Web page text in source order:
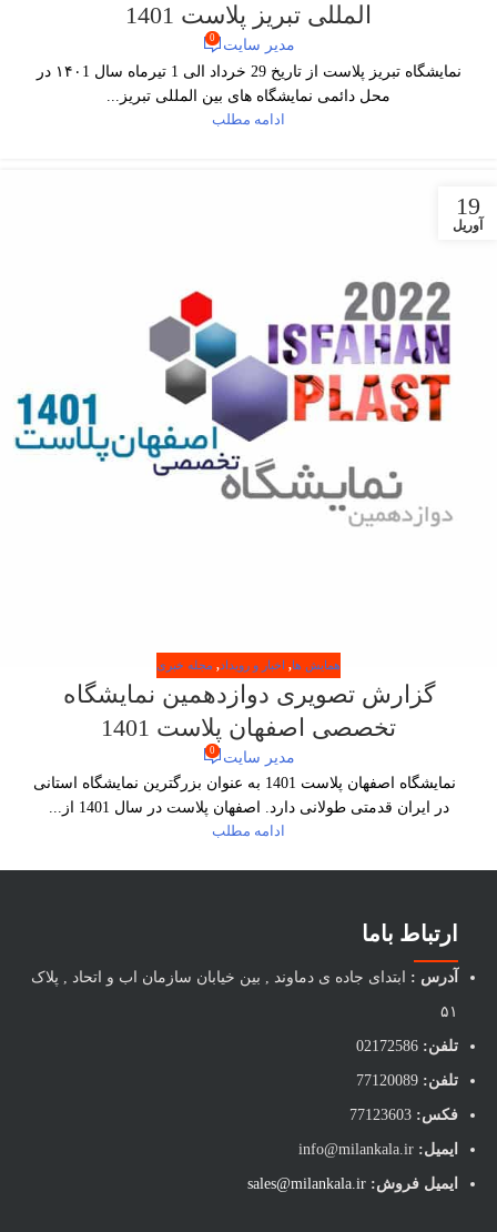
المللی تبریز پلاست 1401
مدیر سایت 0
نمایشگاه تبریز پلاست از تاریخ 29 خرداد الی 1 تیرماه سال ۱۴۰1 در
محل دائمی نمایشگاه های بین المللی تبریز...
ادامه مطلب
19
آوریل
همایش ها, اخبار و رویداد, مجله خبری
گزارش تصویری دوازدهمین نمایشگاه
تخصصی اصفهان پلاست 1401
مدیر سایت 0
نمایشگاه اصفهان پلاست 1401 به عنوان بزرگترین نمایشگاه استانی
در ایران قدمتی طولانی دارد. اصفهان پلاست در سال 1401 از...
ادامه مطلب
ارتباط باما
آدرس : ابتدای جاده ی دماوند , بین خیابان سازمان اب و اتحاد , پلاک
۵۱
تلفن: 02172586
تلفن:
فکس:
ایمیل:
ایمیل فروش: sales@milankala.ir